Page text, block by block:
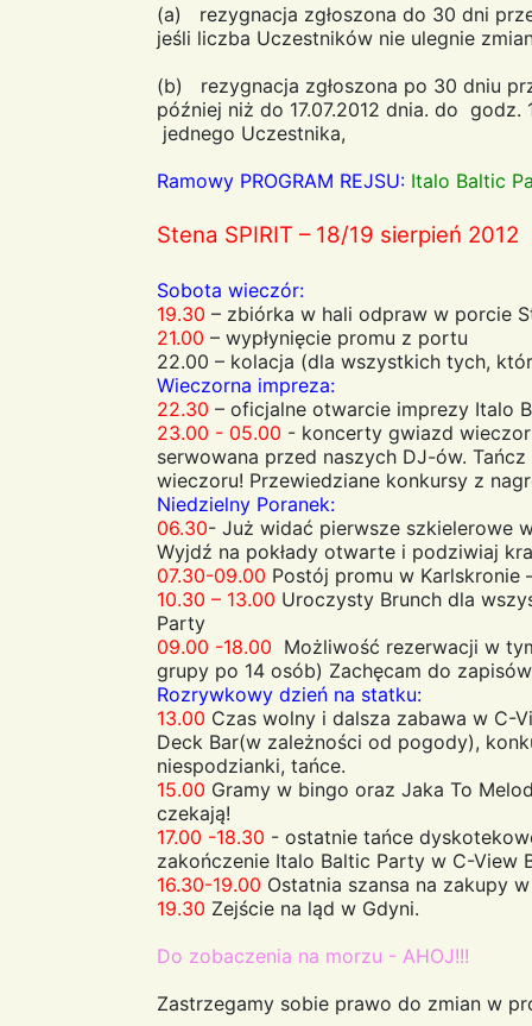
(a) rezygnacja zgłoszona do 30 dni
jeśli liczba Uczestników nie ulegnie
(b) rezygnacja zgłoszona po 30 dniu
później niż do 17.07.2012 dnia. do
jednego Uczestnika,
Ramowy PROGRAM REJSU: Italo Baltic
Stena SPIRIT – 18/19 sierpień 2012
Sobota wieczór:
19.30 – zbiórka w hali odpraw w porcie
21.00 – wypłynięcie promu z portu
22.00 – kolacja (dla wszystkich tych,
Wieczorna impreza:
22.30 – oficjalne otwarcie imprezy Italo
23.00 - 05.00 - koncerty gwiazd
serwowana przed naszych DJ-ów.
wieczoru! Przewiedziane konkursy z
Niedzielny Poranek:
06.30- Już widać pierwsze szkielerowe
Wyjdź na pokłady otwarte i podziwiaj
07.30-09.00 Postój promu w Karlskronie
10.30 – 13.00 Uroczysty Brunch dla
Party
09.00 -18.00 Możliwość rezerwacji w
grupy po 14 osób) Zachęcam do
Rozrywkowy dzień na statku:
13.00 Czas wolny i dalsza zabawa w C-
Deck Bar(w zależności od pogody),
niespodzianki, tańce.
15.00 Gramy w bingo oraz Jaka To
czekają!
17.00 -18.30 - ostatnie tańce
zakończenie Italo Baltic Party w C-View
16.30-19.00 Ostatnia szansa na zakupy
19.30 Zejście na ląd w Gdyni.
Do zobaczenia na morzu - AHOJ!!!
Zastrzegamy sobie prawo do zmian w